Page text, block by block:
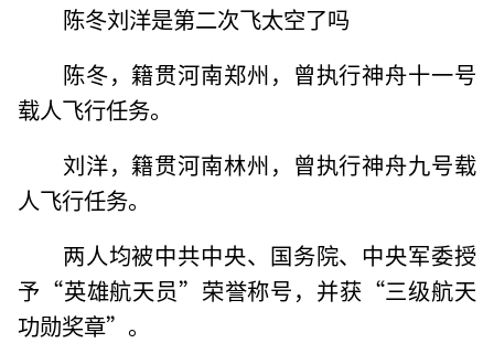
陈冬刘洋是第二次飞太空了吗
陈冬，籍贯河南郑州，曾执行神舟十一号
载人飞行任务。
刘洋，籍贯河南林州，曾执行神舟九号载
人飞行任务。
两人均被中共中央、国务院、中央军委授
予“英雄航天员”荣誉称号，并获“三级航天
功勋奖章”。